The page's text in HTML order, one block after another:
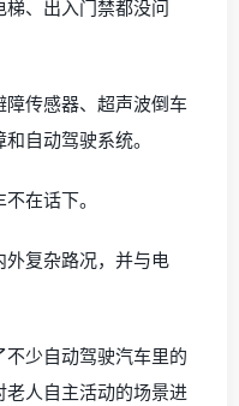
、出入门禁都没问
障传感器、超声波倒车
自动驾驶系统。
在话下。
复杂路况，并与电
少自动驾驶汽车里的
人自主活动的场景进